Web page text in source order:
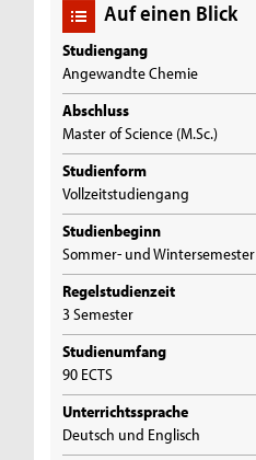
Auf einen Blick
Studiengang
Angewandte Chemie
Abschluss
Master of Science (M.Sc.)
Studienform
Vollzeitstudiengang
Studienbeginn
Sommer- und Wintersemester
Regelstudienzeit
3 Semester
Studienumfang
90 ECTS
Unterrichtssprache
Deutsch und Englisch